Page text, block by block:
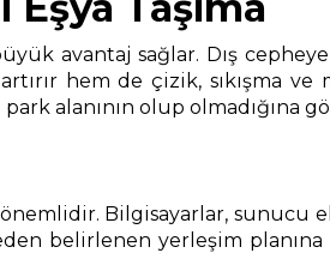
avantaj sağlar. Dış
hem de çizik, sıkışma
olup olmadığına
Bilgisayarlar, sunucu
belirlenen yerleşim planına